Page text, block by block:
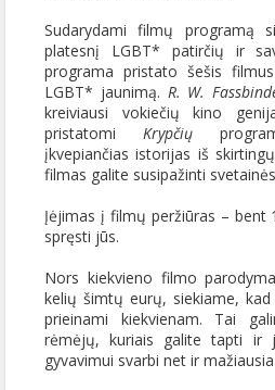
Sudarydami filmų programą
platesnį LGBT* patirčių ir
programa pristato šešis
LGBT* jaunimą. R. W.
kreiviausi vokiečių kino
pristatomi Krypčių
įkvepiančias istorijas iš
filmas galite susipažinti svetainės
Įėjimas į filmų peržiūras – bent
spręsti jūs.
Nors kiekvieno filmo
kelių šimtų eurų, siekiame, kad
prieinami kiekvienam. Tai
rėmėjų, kuriais galite tapti ir
gyvavimui svarbi net ir